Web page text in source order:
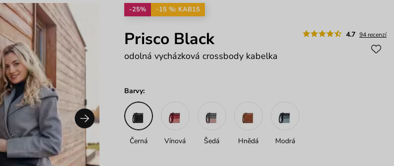
-25% -15 %: KAB15
4.7 94 recenzí
Prisco Black
odolná vycházková crossbody kabelka
Barvy:
Černá Vínová Šedá Hnědá Modrá